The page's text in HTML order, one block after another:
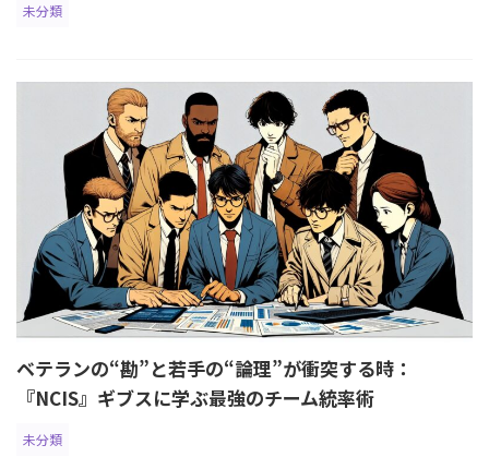
未分類
ベテランの“勘”と若手の“論理”が衝突する時：
『NCIS』ギブスに学ぶ最強のチーム統率術
未分類